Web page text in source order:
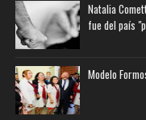
Natalia
fue del país
Modelo